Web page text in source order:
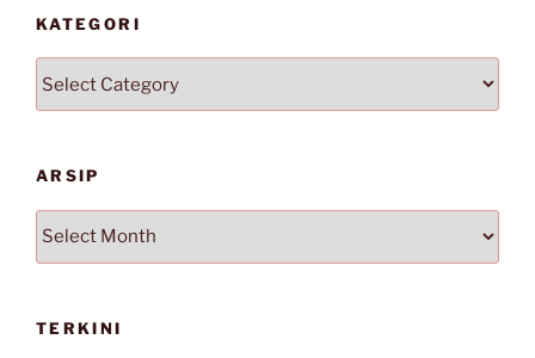
KATEGORI
ARSIP
Arsip
TERKINI